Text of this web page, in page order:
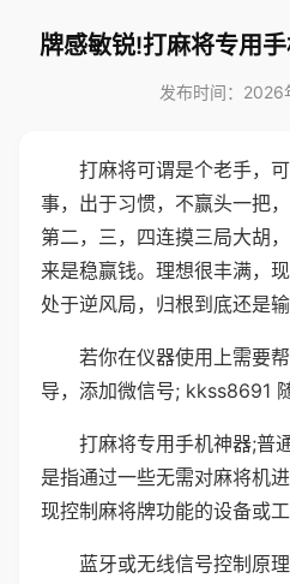
牌感敏锐!打麻将专用
发布时间：
打麻将可谓是个老手，
事，出于习惯，不赢头一把
第二，三，四连摸三局大胡
来是稳赢钱。理想很丰满，
处于逆风局，归根到底还是输
若你在仪器使用上需要
导，添加微信号; kkss8691
打麻将专用手机神器;普
是指通过一些无需对麻将机
现控制麻将牌功能的设备或工
蓝牙或无线信号控制原